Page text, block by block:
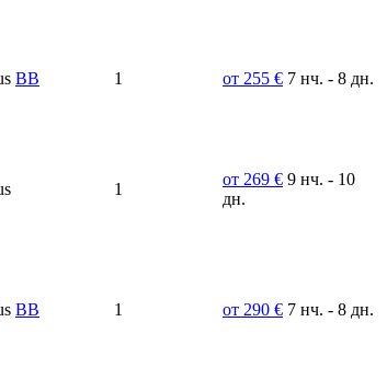
BB 1 от 255 € 7 нч. - 8 дн.
1
от 269 € 9 нч. - 10
дн.
ВВ 1 от 290 € 7 нч. - 8 дн.